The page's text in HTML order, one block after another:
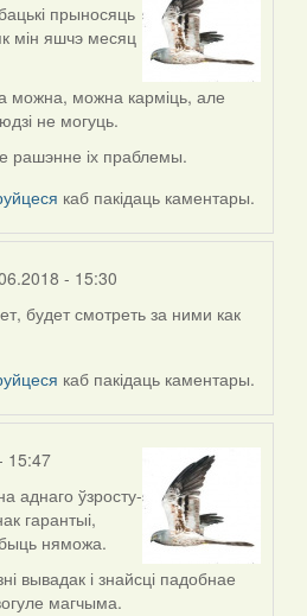
прыносяць
мін яшчэ месяц
можна, можна карміць, але
не могуць.
рашэнне іх праблемы.
каб пакідаць каментары.
- 15:30
будет смотреть за ними как
каб пакідаць каментары.
15:47
аднаго ўзросту-
гарантыі,
няможа.
вывадак і знайсці падобнае
магчыма.